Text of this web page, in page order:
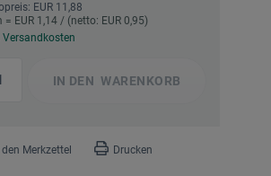
EUR 11,88
= EUR 1,14 / (netto: EUR 0,95)
Versandkosten
IN DEN WARENKORB
Merkzettel Drucken